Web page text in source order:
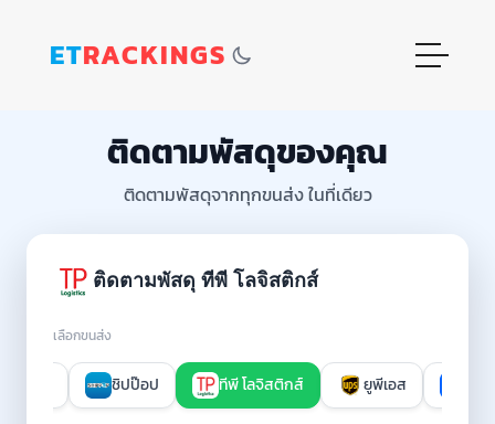
ETRACKINGS
ติดตามพัสดุของคุณ
ติดตามพัสดุจากทุกขนส่ง ในที่เดียว
ติดตามพัสดุ ทีพี โลจิสติกส์
เลือกขนส่ง
ชิปป๊อป ทีพี โลจิสติกส์ ยูพีเอส